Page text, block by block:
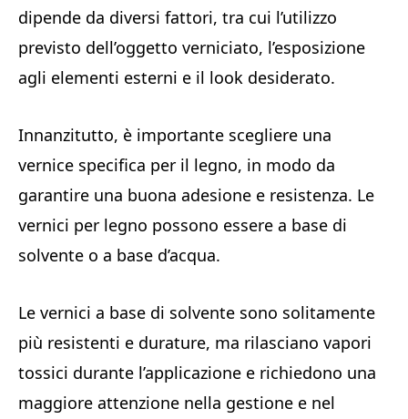
dipende da diversi fattori, tra cui l’utilizzo
previsto dell’oggetto verniciato, l’esposizione
agli elementi esterni e il look desiderato.
Innanzitutto, è importante scegliere una
vernice specifica per il legno, in modo da
garantire una buona adesione e resistenza. Le
vernici per legno possono essere a base di
solvente o a base d’acqua.
Le vernici a base di solvente sono solitamente
più resistenti e durature, ma rilasciano vapori
tossici durante l’applicazione e richiedono una
maggiore attenzione nella gestione e nel